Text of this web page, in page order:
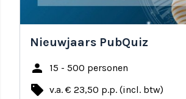
Nieuwjaars PubQuiz
person 15 - 500 personen
local_offer v.a. € 23,50 p.p. (incl. btw)